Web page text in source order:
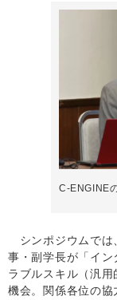
C-ENGINE
シンポジウムでは
事・副学長が「イ
ラブルスキル（汎
機会。関係各位の